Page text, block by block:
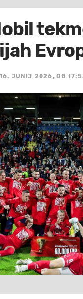
16. JUNIJ 2026, OB